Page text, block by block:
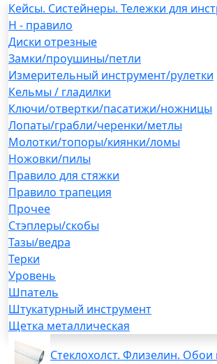
Кейсы. Систейнеры. Тележки для
H - правило
Диски отрезные
Замки/проушины/петли
Измерительный инструмент/рулетки
Кельмы / гладилки
Ключи/отвертки/пасатижи/ножницы
Лопаты/грабли/черенки/метлы
Молотки/топоры/киянки/ломы
Ножовки/пилы
Правило для стяжки
Правило трапеция
Прочее
Стэплеры/скобы
Тазы/ведра
Терки
Уровень
Шпатель
Штукатурный инструмент
Щетка металлическая
Стеклохолст. Флизелин. Обои